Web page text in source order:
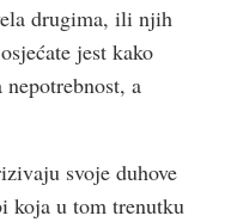
drugima, ili njih
jest kako
nepotrebnost, a
svoje duhove
koja u tom trenutku